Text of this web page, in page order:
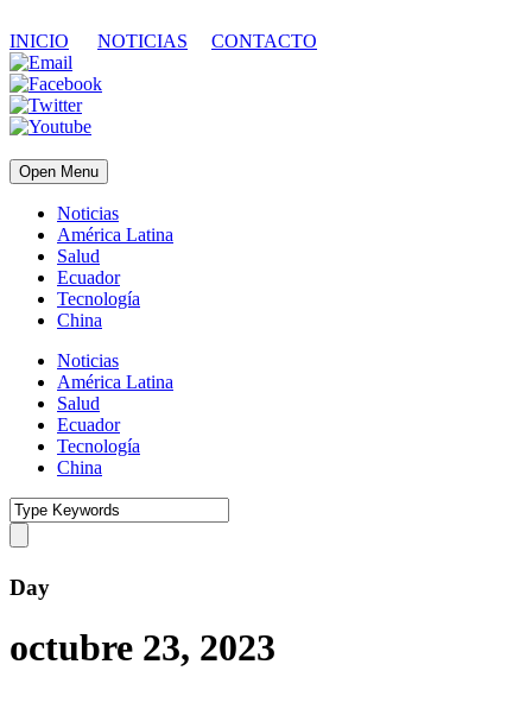
INICIO NOTICIAS CONTACTO
Open Menu
Noticias
América Latina
Salud
Ecuador
Tecnología
China
Noticias
América Latina
Salud
Ecuador
Tecnología
China
Day
octubre 23, 2023